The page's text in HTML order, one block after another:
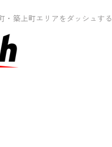
・築上町エリアをダッシュする